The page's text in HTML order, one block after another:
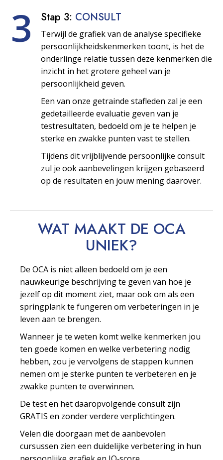
3 Stap 3: CONSULT
Terwijl de grafiek van de analyse specifieke
persoonlijkheids­kenmerken toont, is het de
onderlinge relatie tussen deze kenmerken die
inzicht in het grotere geheel van je
persoonlijkheid geven.
Een van onze getrainde stafleden zal je een
gedetailleerde evaluatie geven van je
testresultaten, bedoeld om je te helpen je
sterke en zwakke punten vast te stellen.
Tijdens dit vrijblijvende persoonlijke consult
zul je ook aanbevelingen krijgen gebaseerd
op de resultaten en jouw mening daarover.
WAT MAAKT DE OCA
UNIEK?
De OCA is niet alleen bedoeld om je een
nauwkeurige beschrijving te geven van hoe je
jezelf op dit moment ziet, maar ook om als een
springplank te fungeren om verbeteringen in je
leven aan te brengen.
Wanneer je te weten komt welke kenmerken jou
ten goede komen en welke verbetering nodig
hebben, zou je vervolgens de stappen kunnen
nemen om je sterke punten te verbeteren en je
zwakke punten te overwinnen.
De test en het daaropvolgende consult zijn
GRATIS en zonder verdere verplichtingen.
Velen die doorgaan met de aanbevolen
cursussen zien een duidelijke verbetering in hun